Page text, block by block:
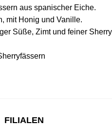
aus spanischer Eiche.
mit Honig und Vanille.
Süße, Zimt und feiner
FILIALEN